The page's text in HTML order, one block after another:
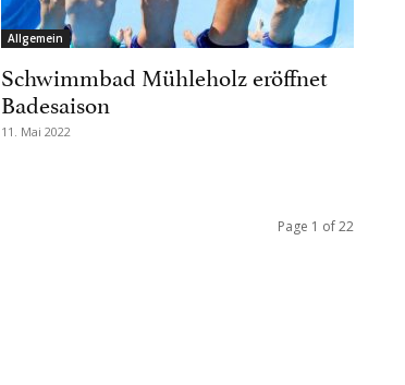
Allgemein
Schwimmbad Mühleholz eröffnet
Badesaison
11. Mai 2022
Page 1 of 22